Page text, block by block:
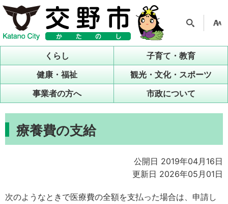
ル
くらし
子育て・教育
健康・福祉
観光・文化・スポーツ
事業者の方へ
市政について
療養費の支給
公開日 2019年04月16日
更新日 2026年05月01日
次のようなときで医療費の全額を支払った場合は、申請し